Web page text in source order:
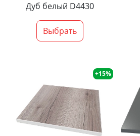
Дуб белый D4430
Выбрать
+15%